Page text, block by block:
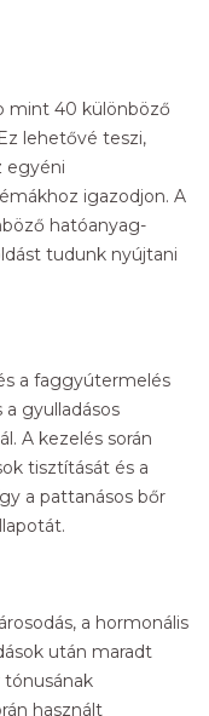
mint 40 különböző
lehetővé teszi,
egyéni
igazodjon. A
hatóanyag-
tudunk nyújtani
a faggyútermelés
a gyulladásos
A kezelés során
tisztítását és a
a pattanásos bőr
a hormonális
után maradt
tónusának
használt